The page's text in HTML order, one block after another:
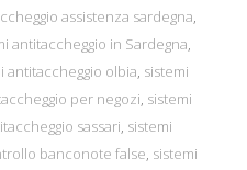
assistenza sardegna,
antitaccheggio in Sardegna,
antitaccheggio olbia, sistemi
per negozi, sistemi
sassari, sistemi
banconote false, sistemi